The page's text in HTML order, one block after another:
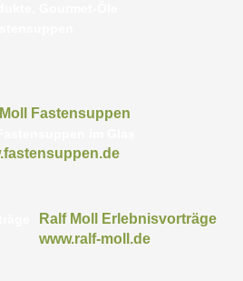
Fastensuppen
Ralf Moll Erlebnisvorträge
www.ralf-moll.de